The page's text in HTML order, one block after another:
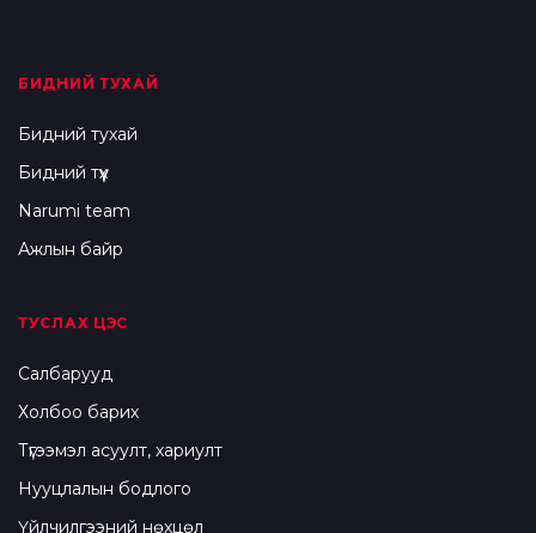
БИДНИЙ ТУХАЙ
Бидний тухай
Бидний түүх
Narumi team
Ажлын байр
ТУСЛАХ ЦЭС
Салбарууд
Холбоо барих
Түгээмэл асуулт, хариулт
Нууцлалын бодлого
Үйлчилгээний нөхцөл